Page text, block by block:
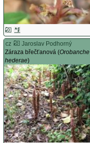
cz
Jaroslav Podhorný
Záraza břečťanová (Orobanche
hederae)